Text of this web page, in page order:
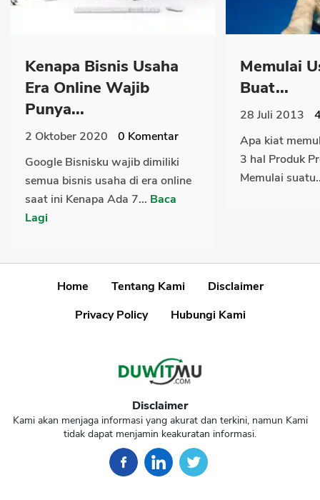
Kenapa Bisnis Usaha
Era Online Wajib
Punya...
2 Oktober 2020 0 Komentar
Google Bisnisku wajib dimiliki
semua bisnis usaha di era online
saat ini Kenapa Ada 7... Baca
Lagi
Memulai
Buat...
28 Juli 2013
Apa kiat
3 hal Produk
Memulai
Home Tentang Kami
Disclaimer
Privacy Policy
Hubungi Kami
Disclaimer
Kami akan menjaga informasi yang akurat dan terkini, namun Kami
tidak dapat menjamin keakuratan informasi.